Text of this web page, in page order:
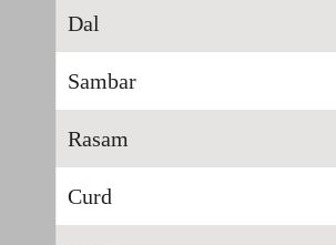
Dal
Sambar
Rasam
Curd